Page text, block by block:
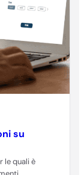
su
le quali è